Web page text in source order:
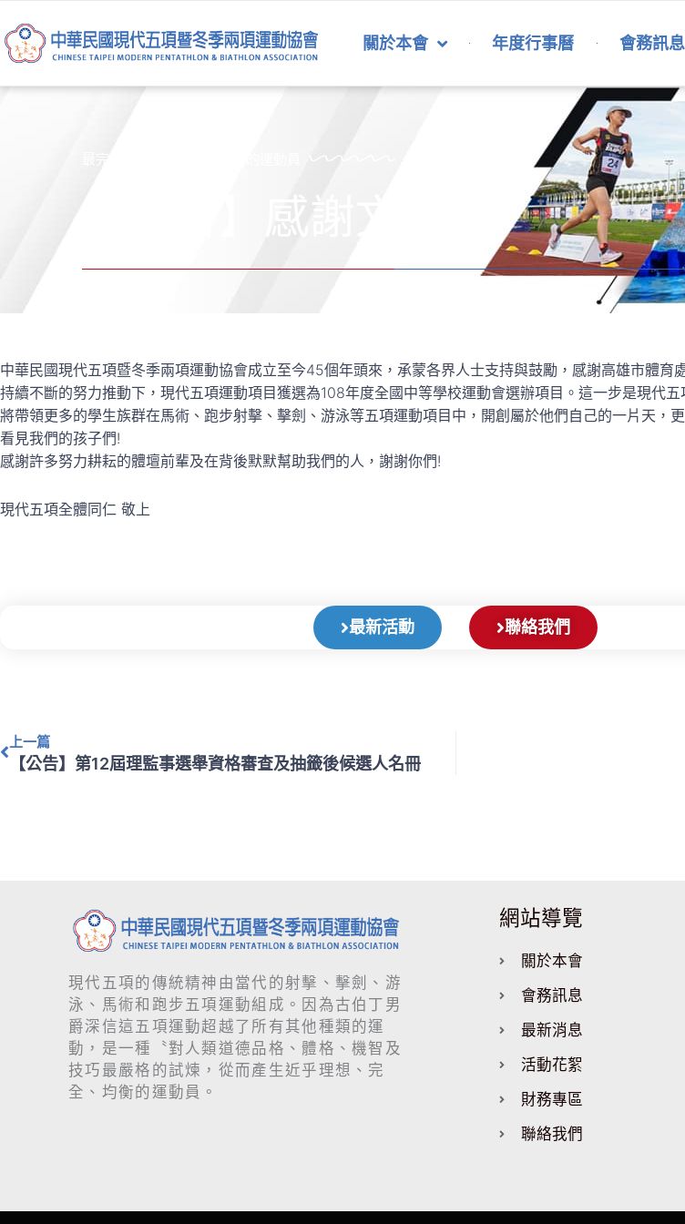
至
主
內
關於本會 年度行事曆 會務訊息
最完美的運動員是五項運動的運動員
【公告】感謝文
中華民國現代五項暨冬季兩項運動協會成立至今45個年頭來，承蒙各界人士支持與鼓勵，感謝高雄市體育
持續不斷的努力推動下，現代五項運動項目獲選為108年度全國中等學校運動會選辦項目。這一步是現代
將帶領更多的學生族群在馬術、跑步射擊、擊劍、游泳等五項運動項目中，開創屬於他們自己的一片天，
看見我們的孩子們!
感謝許多努力耕耘的體壇前輩及在背後默默幫助我們的人，謝謝你們!
現代五項全體同仁 敬上
最新活動 聯絡我們
上一篇
【公告】第12屆理監事選舉資格審查及抽籤後候選人名冊
現代五項的傳統精神由當代的射擊、擊劍、游
泳、馬術和跑步五項運動組成。因為古伯丁男
爵深信這五項運動超越了所有其他種類的運
動，是一種〝對人類道德品格、體格、機智及
技巧最嚴格的試煉，從而產生近乎理想、完
全、均衡的運動員。
網站導覽
關於本會
會務訊息
最新消息
活動花絮
財務專區
聯絡我們